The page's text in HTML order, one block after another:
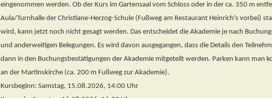
eingenommen werden. Ob der Kurs im Gartensaal vom Schloss oder in der ca. 350 m
Aula/Turnhalle der Christiane-Herzog-Schule (Fußweg am Restaurant Heinrich's vorbei)
wird, kann jetzt noch nicht gesagt werden. Das entscheidet die Akademie je nach
und anderweitigen Belegungen. Es wird davon ausgegangen, dass die Details den
dann in den Buchungsbestätigungen der Akademie mitgeteilt werden. Parken kann man
an der Martinskirche (ca. 200 m Fußweg zur Akademie).
Kursbeginn: Samstag, 15.08.2026, 14:00 Uhr